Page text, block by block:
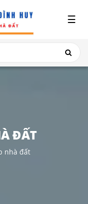
☰
ĐẤT
nhà đất